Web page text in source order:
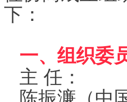
下：
一、组织委
主 任：
陈振濂（中